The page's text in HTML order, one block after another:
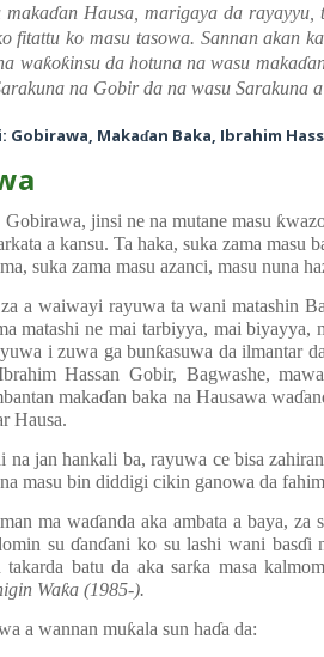
makaɗan Hausa, marigaya da rayayyu,
fitattu ko masu tasowa. Sannan akan
waƙoƙinsu da hotuna na wasu makaɗ
na Gobir da na wasu Sarakuna a
Gobirawa, Makaɗan Baka, Ibrahim
jinsi ne na mutane masu ƙ
a kansu. Ta haka, suka zama masu
suka zama masu azanci, masu nuna
a waiwayi rayuwa ta wani matashin
matashi ne mai tarbiyya, mai biyayya,
i zuwa ga bunƙasuwa da ilmantar
Hassan Gobir, Bagwashe,
makaɗan baka na Hausawa waɗ
Hausa.
na jan hankali ba, rayuwa ce bisa
masu bin diddigi cikin ganowa da
ma waɗanda aka ambata a baya, za
suɗanɗani ko su lashi wani basɗi
takarda batu da aka sarƙa masa
Waƙa (1985-).
a wannan muƙala sun haɗa da: